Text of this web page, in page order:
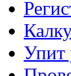
Упит